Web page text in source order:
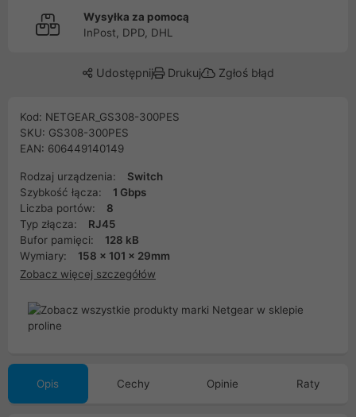
Wysyłka za pomocą
InPost, DPD, DHL
Udostępnij Drukuj Zgłoś błąd
Kod: NETGEAR_GS308-300PES
SKU: GS308-300PES
EAN: 606449140149
Rodzaj urządzenia:
Switch
Szybkość łącza:
1 Gbps
Liczba portów:
8
Typ złącza:
RJ45
Bufor pamięci:
128 kB
Wymiary:
158 x 101 x 29mm
Zobacz więcej szczegółów
Opis Cechy Opinie Raty